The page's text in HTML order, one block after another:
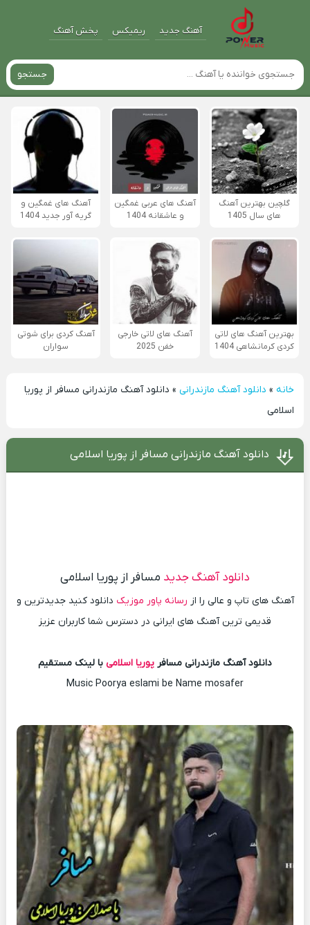
آهنگ جدید ریمیکس پخش آهنگ
جستجو
گلچین بهترین آهنگ
های سال 1405
آهنگ های عربی غمگین
و عاشقانه 1404
آهنگ های غمگین و
گریه آور جدید 1404
بهترین آهنگ های لاتی
کردی کرمانشاهی 1404
آهنگ های لاتی خارجی
خفن 2025
آهنگ کردی برای شوتی
سواران
خانه» دانلود آهنگ مازندرانی» دانلود آهنگ مازندرانی مسافر از پوریا
اسلامی
دانلود آهنگ مازندرانی مسافر از پوریا اسلامی
دانلود آهنگ جدید مسافر از پوریا اسلامی
آهنگ های تاپ و عالی را از رسانه پاور موزیک دانلود کنید جدیدترین و
قدیمی ترین آهنگ های ایرانی در دسترس شما کاربران عزیز
دانلود آهنگ مازندرانی مسافر پوریا اسلامی با لینک مستقیم
Music Poorya eslami be Name mosafer